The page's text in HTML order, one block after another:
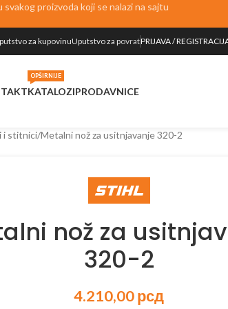
proizvoda koji se nalazi na sajtu
za kupovinuUputstvo za povratPRIJAVA /
KATALOZI
OPŠIRNIJE
PRODAVNICE
i stitnici Metalni nož za usitnjavanje 320-2
nož za
320-2
4.210,00рсд